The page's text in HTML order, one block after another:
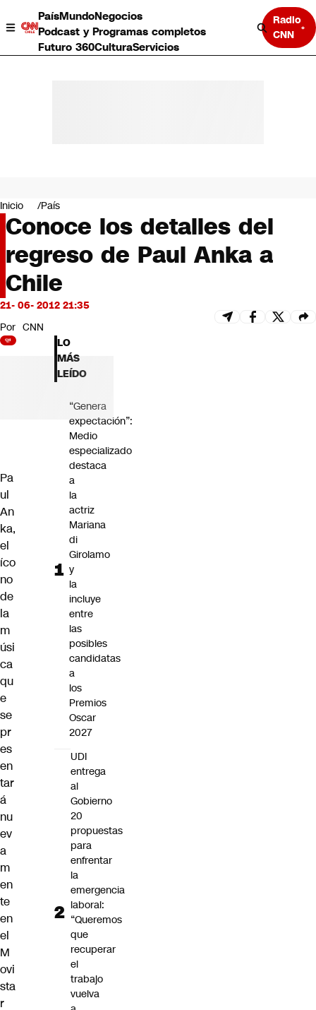
PaísMundoNegocios
Podcast y Programas completos
Futuro 360CulturaServicios
Radio
CNN
Negocios
Deportes
Programas completos
Cultura
Servicios
Bits
CNN tiempo
Futuro 360
Opinión
Inicio País
Conoce los detalles del
regreso de Paul Anka a
Chile
21- 06- 2012 21:35
Por CNN
Pa
ul
An
ka,
el
íco
no
de
la
m
úsi
ca
qu
e
se
pr
es
en
tar
á
nu
ev
a
m
en
te
en
el
M
ovi
sta
r
LO
MÁS
LEÍDO
“Genera
expectación”:
Medio
especializado
destaca
a
la
actriz
Mariana
di
Girolamo
y
la
incluye
entre
las
posibles
candidatas
a
los
Premios
Oscar
2027
UDI
entrega
al
Gobierno
20
propuestas
para
enfrentar
la
emergencia
laboral:
“Queremos
que
recuperar
el
trabajo
vuelva